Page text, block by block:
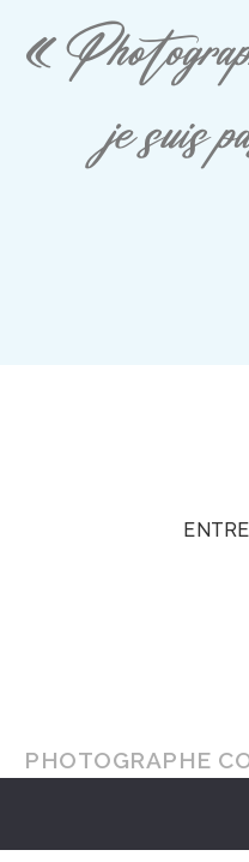
«
je suis
PHOTOGRAPHE